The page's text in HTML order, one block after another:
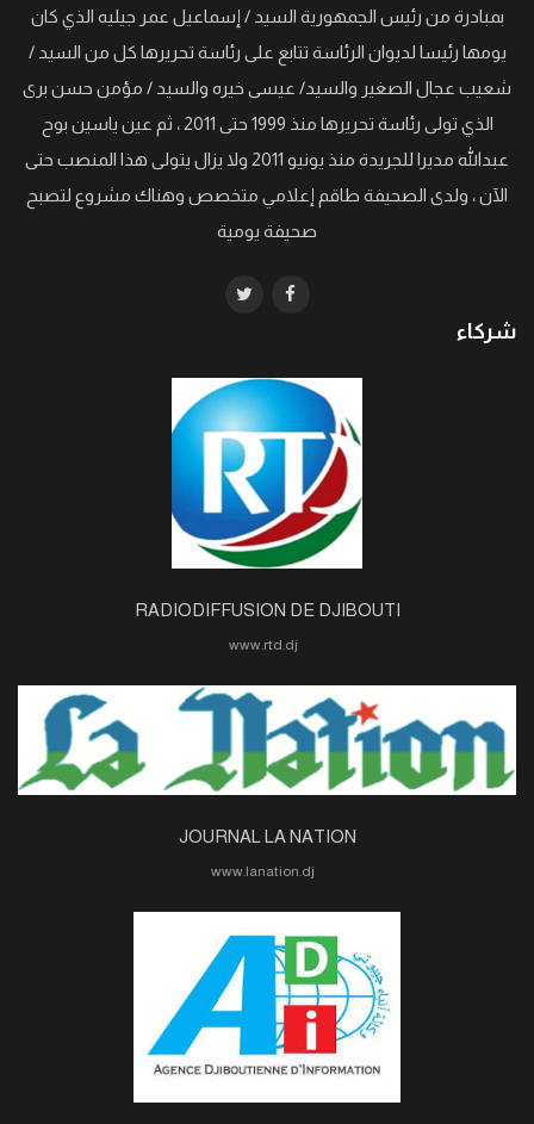
بمبادرة من رئيس الجمهورية السيد / إسماعيل عمر جيليه الذي كان
يومها رئيسا لديوان الرئاسة تتابع على رئاسة تحريرها كل من السيد /
شعيب عجال الصغير والسيد/ عيسى خيره والسيد / مؤمن حسن برى
الذي تولى رئاسة تحريرها منذ 1999 حتى 2011 ، ثم عين ياسين بوح
عبدالله مديرا للجريدة منذ يونيو 2011 ولا يزال يتولى هذا المنصب حتى
الآن ، ولدى الصحيفة طاقم إعلامي متخصص وهناك مشروع لتصبح
صحيفة يومية
شركاء
RADIODIFFUSION DE DJIBOUTI
JOURNAL LA NATION